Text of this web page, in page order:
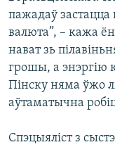
пажадаў застацца
валюта”, – кажа
нават зь
грошы, а энэргію
Пінску няма ўжо
аўтаматычна
Спэцыяліст з